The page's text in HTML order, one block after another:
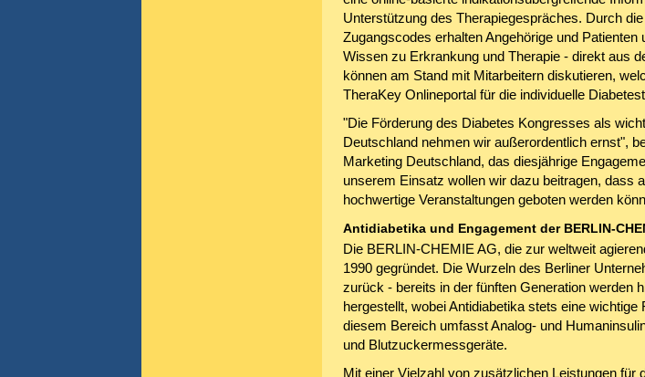
Unterstützung des Therapiegespräches. Durch
Zugangscodes erhalten Angehörige und
Wissen zu Erkrankung und Therapie - direkt aus
können am Stand mit Mitarbeitern diskutieren,
TheraKey Onlineportal für die individuelle
"Die Förderung des Diabetes Kongresses als
Deutschland nehmen wir außerordentlich ernst",
Marketing Deutschland, das diesjährige
unserem Einsatz wollen wir dazu beitragen, dass
hochwertige Veranstaltungen geboten werden
Antidiabetika und Engagement der BERLIN-
Die BERLIN-CHEMIE AG, die zur weltweit
1990 gegründet. Die Wurzeln des Berliner
zurück - bereits in der fünften Generation werden
hergestellt, wobei Antidiabetika stets eine
diesem Bereich umfasst Analog- und
und Blutzuckermessgeräte.
Mit einer Vielzahl von zusätzlichen Leistungen für